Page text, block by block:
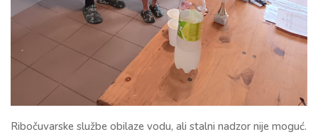
Ribočuvarske službe obilaze vodu, ali stalni nadzor nije moguć.